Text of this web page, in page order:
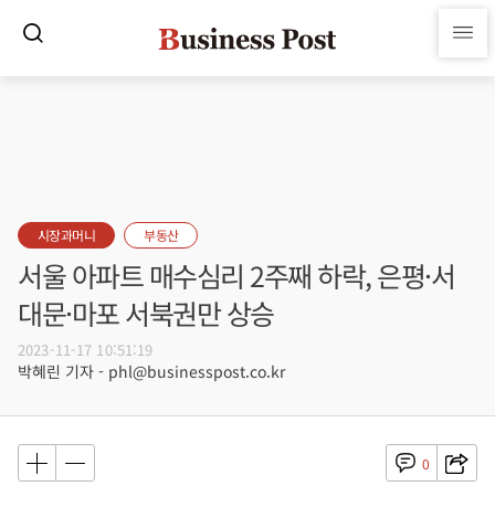
시장과머니 부동산
서울 아파트 매수심리 2주째 하락, 은평·서
대문·마포 서북권만 상승
2023-11-17 10:51:19
박혜린 기자 - phl@businesspost.co.kr
0